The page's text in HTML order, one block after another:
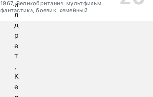
и
л
д
р
е
т
,
К
е
1967, Великобритания, мультфильм,
фантастика, боевик, семейный